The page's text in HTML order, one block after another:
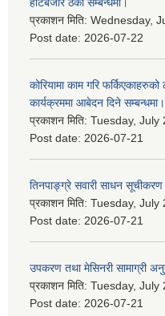
प्रकाशन मिति: Wednesday,
Post date: 2026-07-22
कोरियामा काम गरि
कार्यक्रममा आबेदन दिने सम्बन्धमा।
प्रकाशन मिति: Tuesday, July
Post date: 2026-07-21
तिनपाङ्ग्रे सवारी साधन
प्रकाशन मिति: Tuesday, July
Post date: 2026-07-21
उपकरण तथा मेसिनरी सामाग्री
प्रकाशन मिति: Tuesday, July
Post date: 2026-07-21